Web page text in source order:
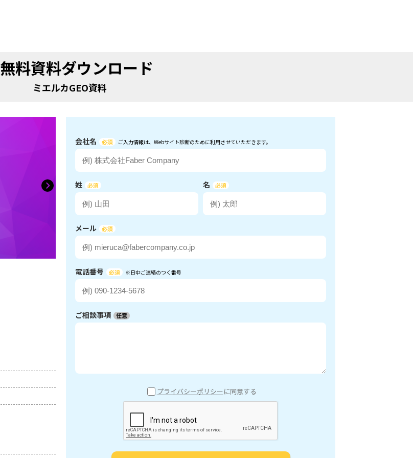
無料資料ダウンロード
ミエルカGEO資料
会社名 必須 ご入力情報は、Webサイト診断のために利用させていただきます。
姓 必須 名 必須
メール 必須
電話番号 必須 ※日中ご連絡のつく番号
ご相談事項 任意
プライバシーポリシーに同意する